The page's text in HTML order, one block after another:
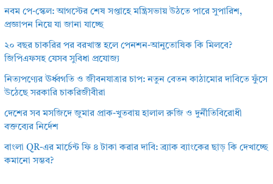
নবম পে-স্কেল: আগস্টের শেষ সপ্তাহে মন্ত্রিসভায় উঠতে পারে সুপারিশ,
প্রজ্ঞাপন নিয়ে যা জানা যাচ্ছে
২০ বছর চাকরির পর বরখাস্ত হলে পেনশন-আনুতোষিক কি মিলবে?
জিপিএফসহ যেসব সুবিধা প্রযোজ্য
নিত্যপণ্যের ঊর্ধ্বগতি ও জীবনযাত্রার চাপ: নতুন বেতন কাঠামোর দাবিতে ফুঁসে
উঠেছে সরকারি চাকরিজীবীরা
দেশের সব মসজিদে জুমার প্রাক-খুতবায় হালাল রুজি ও দুর্নীতিবিরোধী
বক্তব্যের নির্দেশ
বাংলা QR-এর মার্চেন্ট ফি ৪ টাকা করার দাবি: ব্র্যাক ব্যাংকের ছাড় কি দেখাচ্ছে
কমানো সম্ভব?